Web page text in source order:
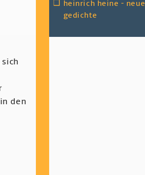
den
❑ heinrich heine - neue
gedichte